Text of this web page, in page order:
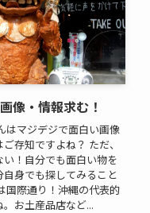
像・情報求む！
はマジデジで面白い画像
存知ですよね？ ただ、
！自分でも面白い物を
身でも探してみること
国際通り！沖縄の代表的
お土産品店など...